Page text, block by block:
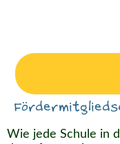
Wie jede Schule in